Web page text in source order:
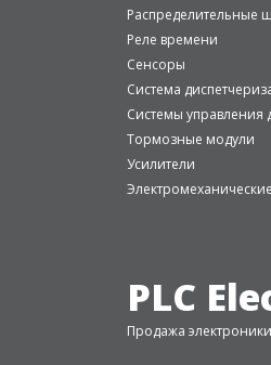
Распределительные
Реле времени
Сенсоры
Система
Системы управления
Тормозные модули
Усилители
PLC
Продажа